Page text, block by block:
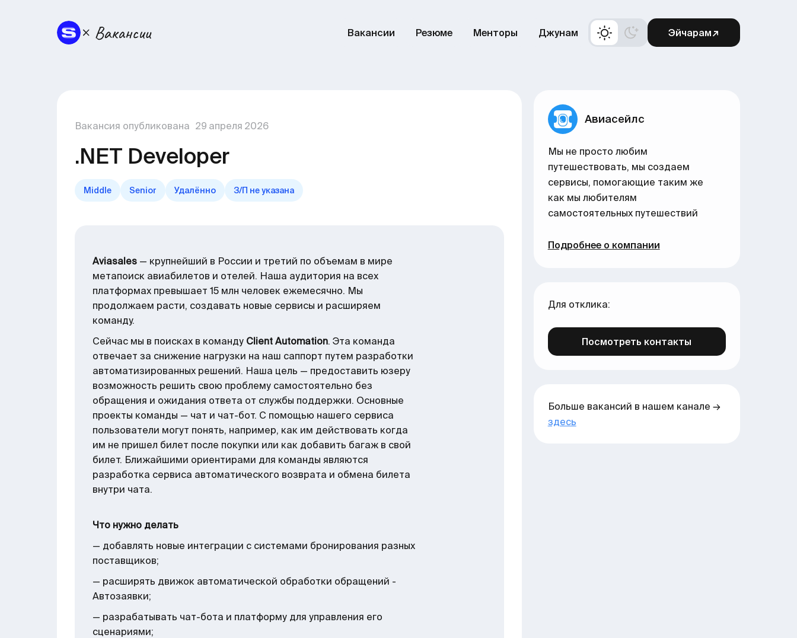
Вакансии Резюме Менторы Джунам Эйчарам↗
Вакансия опубликована 29 апреля 2026
.NET Developer
Middle Senior Удалённо З/П не указана
Aviasales — крупнейший в России и третий по объемам в мире
метапоиск авиабилетов и отелей. Наша аудитория на всех
платформах превышает 15 млн человек ежемесячно. Мы
продолжаем расти, создавать новые сервисы и расширяем
команду.
Сейчас мы в поисках в команду Client Automation. Эта команда
отвечает за снижение нагрузки на наш саппорт путем разработки
автоматизированных решений. Наша цель — предоставить юзеру
возможность решить свою проблему самостоятельно без
обращения и ожидания ответа от службы поддержки. Основные
проекты команды — чат и чат-бот. С помощью нашего сервиса
пользователи могут понять, например, как им действовать когда
им не пришел билет после покупки или как добавить багаж в свой
билет. Ближайшими ориентирами для команды являются
разработка сервиса автоматического возврата и обмена билета
внутри чата.
Что нужно делать
— добавлять новые интеграции с системами бронирования разных
поставщиков;
— расширять движок автоматической обработки обращений -
Автозаявки;
— разрабатывать чат-бота и платформу для управления его
сценариями;
Авиасейлс
Мы не просто любим
путешествовать, мы создаем
сервисы, помогающие таким же
как мы любителям
самостоятельных путешествий
Подробнее о компании
Для отклика:
Посмотреть контакты
Больше вакансий в нашем канале →
здесь